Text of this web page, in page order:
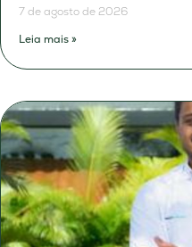
7 de agosto de 2026
Leia mais »